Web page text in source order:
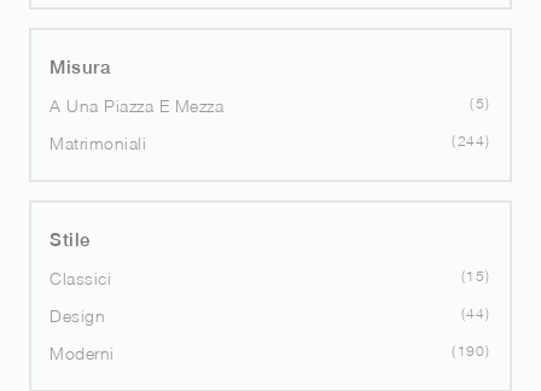
Misura
A Una Piazza E Mezza
5
Matrimoniali 244
Stile
Classici
15
Design 44
Moderni 190